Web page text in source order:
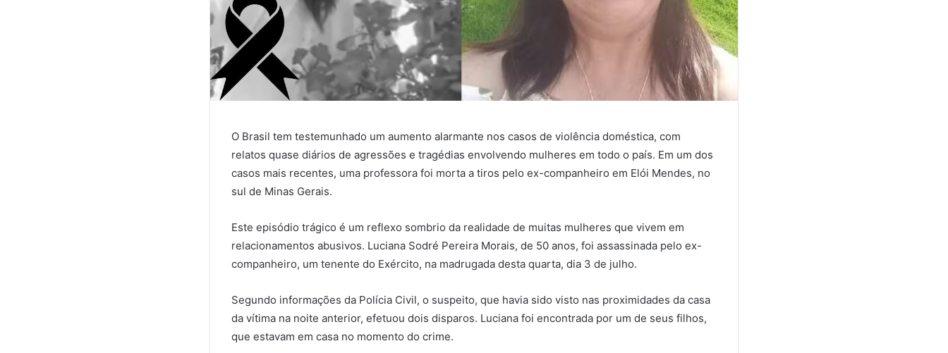
O Brasil tem testemunhado um aumento alarmante nos casos de violência doméstica, com
relatos quase diários de agressões e tragédias envolvendo mulheres em todo o país. Em um dos
casos mais recentes, uma professora foi morta a tiros pelo ex-companheiro em Elói Mendes, no
sul de Minas Gerais.
Este episódio trágico é um reflexo sombrio da realidade de muitas mulheres que vivem em
relacionamentos abusivos. Luciana Sodré Pereira Morais, de 50 anos, foi assassinada pelo ex-
companheiro, um tenente do Exército, na madrugada desta quarta, dia 3 de julho.
Segundo informações da Polícia Civil, o suspeito, que havia sido visto nas proximidades da casa
da vítima na noite anterior, efetuou dois disparos. Luciana foi encontrada por um de seus filhos,
que estavam em casa no momento do crime.